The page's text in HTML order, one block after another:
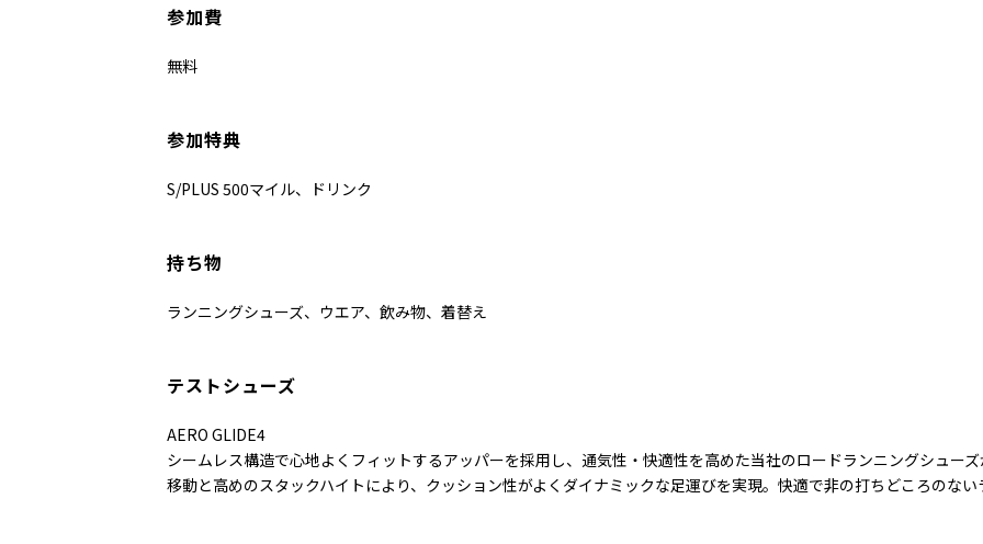
参加費
無料
参加特典
S/PLUS 500マイル、ドリンク
持ち物
ランニングシューズ、ウエア、飲み物、着替え
テストシューズ
AERO GLIDE4
シームレス構造で心地よくフィットするアッパーを採用し、通気性・快適性を高めた当社のロードランニングシュー
移動と高めのスタックハイトにより、クッション性がよくダイナミックな足運びを実現。快適で非の打ちどころのな